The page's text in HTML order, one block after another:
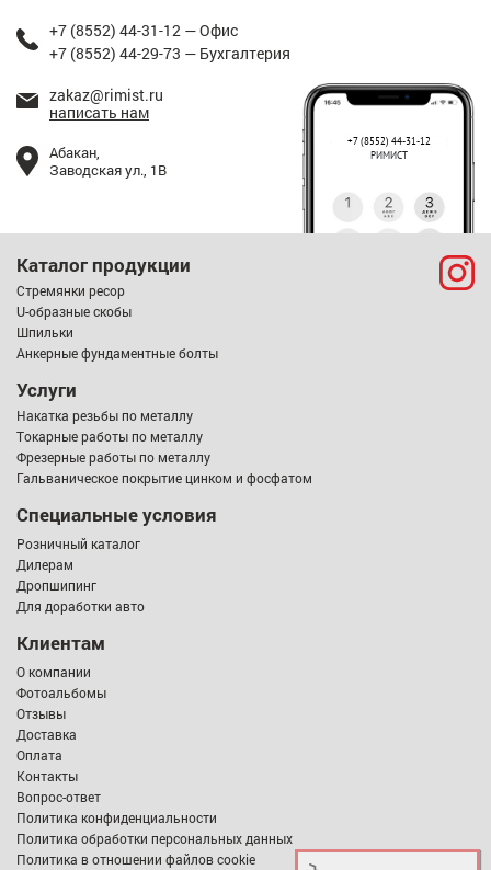
+7 (8552) 44-31-12 — Офис
+7 (8552) 44-29-73 — Бухгалтерия
zakaz@rimist.ru
написать нам
+7 (8552) 44-31-12
РИМИСТ
Абакан,
Заводская ул., 1В
Каталог продукции
Стремянки ресор
U-образные скобы
Шпильки
Анкерные фундаментные болты
Услуги
Накатка резьбы по металлу
Токарные работы по металлу
Фрезерные работы по металлу
Гальваническое покрытие цинком и фосфатом
Специальные условия
Розничный каталог
Дилерам
Дропшипинг
Для доработки авто
Клиентам
О компании
Фотоальбомы
Отзывы
Доставка
Оплата
Контакты
Вопрос-ответ
Политика конфиденциальности
Политика обработки персональных данных
Политика в отношении файлов cookie